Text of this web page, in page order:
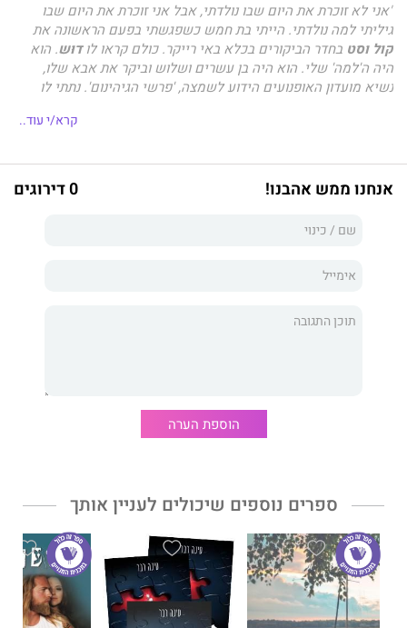
"אני לא זוכרת את היום שבו נולדתי, אבל אני זוכרת את היום שבו
גיליתי למה נולדתי. הייתי בת חמש כשפגשתי בפעם הראשונה את
קול וסט בחדר הביקורים בכלא באי רייקר. כולם קראו לודוּש. הוא
היה ה'למה' שלי. הוא היה בן עשרים ושלוש וביקר את אבא שלו,
נשיא מועדון האופנועים הידוע לשמצה, 'פרשי הגיהינום'. נתתי לו
לי את הנשיקה הראשונה שלי כשהייתי בת שש עשרה וכמעט שילם
אהבה, על כאב ועל כל מה שמתקיים ביניהם".
הסיפור של אווה ודוּש
. רומן פשע עכשווי וממכר אשר ייקח אתכם לנסיעה
מסחררת ומרגשת שכמותה מעולם לא חוויתם, עם עליות ומורדות
ממועדוני האופנוענים הקשוחים ביותר שאי פעם קראתם על
אודותיהם ואין ספק שכל אחד מהסיפורים ייקח אתכם לנסיעה
קרא/י עוד..
אנחנו ממש אהבנו! 0 דירוגים
הוספת הערה
ספרים נוספים שיכולים לעניין אותך